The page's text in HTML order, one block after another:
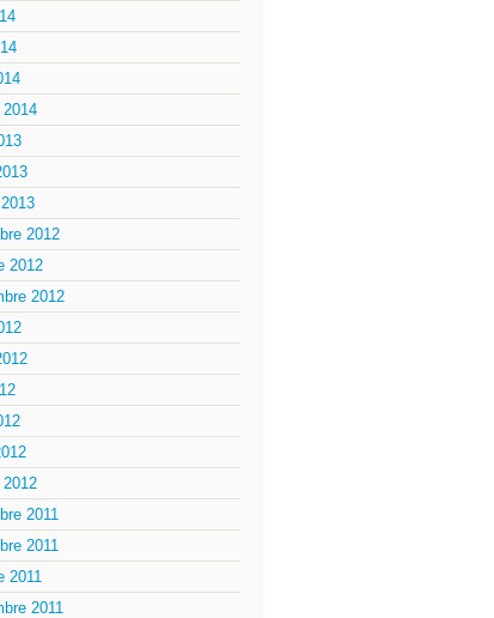
2012
2012
2012
2011
2011
2011
2011